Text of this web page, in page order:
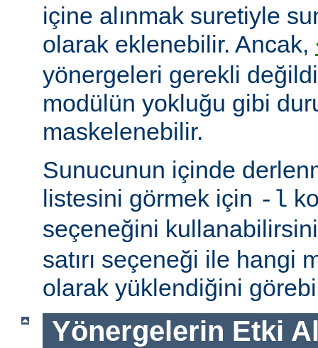
içine alınmak suretiyle
olarak eklenebilir. Ancak,
yönergeleri gerekli
modülün yokluğu gibi
maskelenebilir.
Sunucunun içinde
listesini görmek için -l
seçeneğini
satırı seçeneği ile hangi
olarak yüklendiğini
Yönergelerin Etki